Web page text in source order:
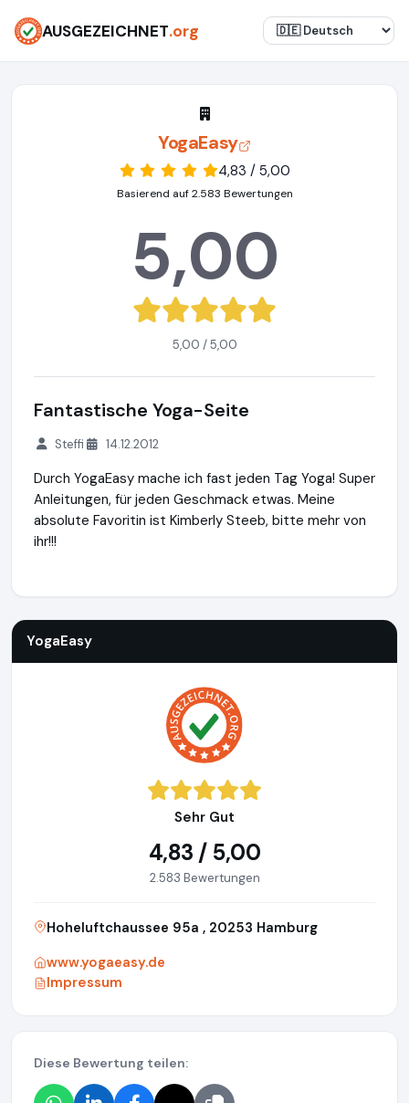
AUSGEZEICHNET.org
YogaEasy
4,83 / 5,00
Basierend auf 2.583 Bewertungen
5,00
5,00 / 5,00
Fantastische Yoga-Seite
Steffi 14.12.2012
Durch YogaEasy mache ich fast jeden Tag Yoga! Super
Anleitungen, für jeden Geschmack etwas. Meine
absolute Favoritin ist Kimberly Steeb, bitte mehr von
ihr!!!
YogaEasy
Sehr Gut
4,83 / 5,00
2.583 Bewertungen
Hoheluftchaussee 95a , 20253 Hamburg
www.yogaeasy.de
Impressum
Diese Bewertung teilen: